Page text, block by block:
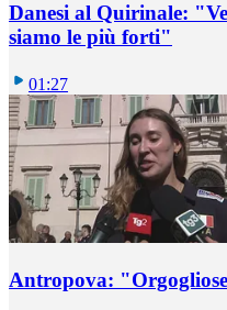
Danesi al Quirinale:
siamo le più forti"
01:27
Antropova: